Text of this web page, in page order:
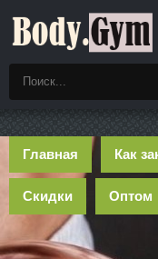
Главная Как
Скидки Оптом